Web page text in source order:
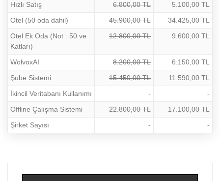
Hızlı Satış 6.800,00 TL
5.100,00 TL
Otel (50 oda dahil)
45.900,00 TL
34.425,00 TL
Otel Ek Oda (Not : 50 ve
Katları)
12.800,00 TL 9.600,00 TL
WolvoxAI 8.200,00 TL
6.150,00 TL
Şube Sistemi
15.450,00 TL
11.590,00 TL
İkincil Veritabanı Kullanımı
-
-
Offline Çalışma Sistemi
22.800,00 TL
17.100,00 TL
Şirket Sayısı
- -